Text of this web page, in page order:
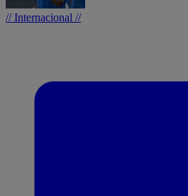
// Internacional //